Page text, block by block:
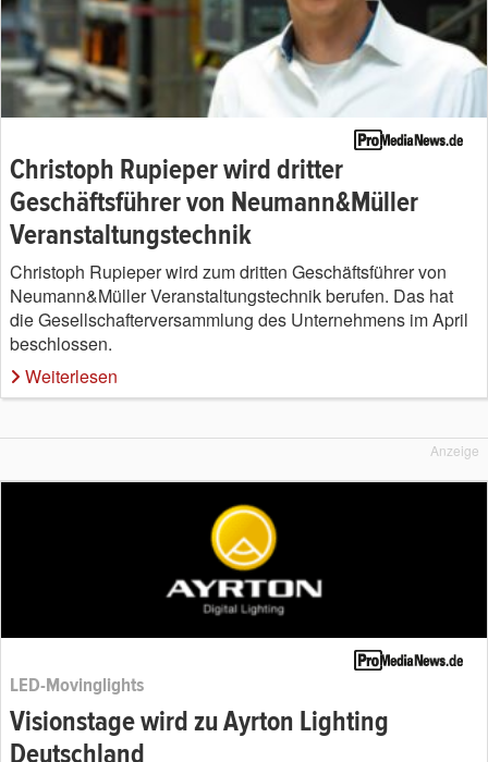
Christoph Rupieper wird dritter
Geschäftsführer von Neumann&Müller
Veranstaltungstechnik
Christoph Rupieper wird zum dritten Geschäftsführer von
Neumann&Müller Veranstaltungstechnik berufen. Das hat
die Gesellschafterversammlung des Unternehmens im April
beschlossen.
Weiterlesen
Anzeige
LED-Movinglights
Visionstage wird zu Ayrton Lighting
Deutschland